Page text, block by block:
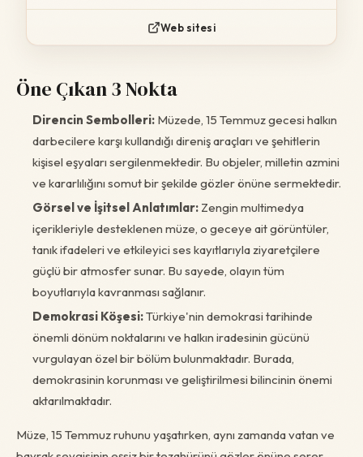
Web sitesi
Öne Çıkan 3 Nokta
Direncin Sembolleri: Müzede, 15 Temmuz gecesi halkın
darbecilere karşı kullandığı direniş araçları ve şehitlerin
kişisel eşyaları sergilenmektedir. Bu objeler, milletin azmini
ve kararlılığını somut bir şekilde gözler önüne sermektedir.
Görsel ve İşitsel Anlatımlar: Zengin multimedya
içerikleriyle desteklenen müze, o geceye ait görüntüler,
tanık ifadeleri ve etkileyici ses kayıtlarıyla ziyaretçilere
güçlü bir atmosfer sunar. Bu sayede, olayın tüm
boyutlarıyla kavranması sağlanır.
Demokrasi Köşesi:Türkiye'nin demokrasi tarihinde
önemli dönüm noktalarını ve halkın iradesinin gücünü
vurgulayan özel bir bölüm bulunmaktadır. Burada,
demokrasinin korunması ve geliştirilmesi bilincinin önemi
aktarılmaktadır.
Müze, 15 Temmuz ruhunu yaşatırken, aynı zamanda vatan ve